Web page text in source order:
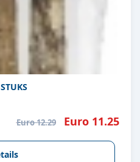
Euro 12.29 Euro 11.25